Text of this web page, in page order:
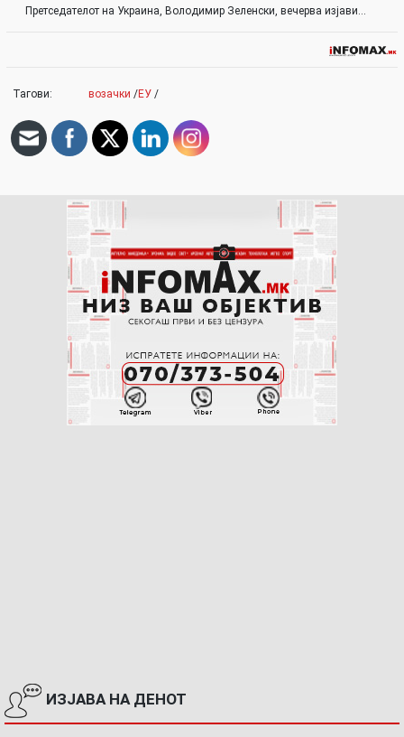
Претседателот на Украина, Володимир Зеленски, вечерва изјави…
Тагови: возачки /ЕУ /
ИЗЈАВА НА ДЕНОТ